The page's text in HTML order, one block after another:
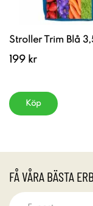
Stroller Trim Blå
199 kr
Köp
FÅ VÅRA BÄSTA